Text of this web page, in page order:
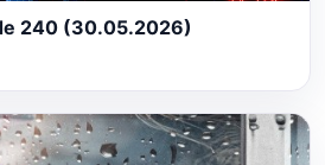
240 (30.05.2026)